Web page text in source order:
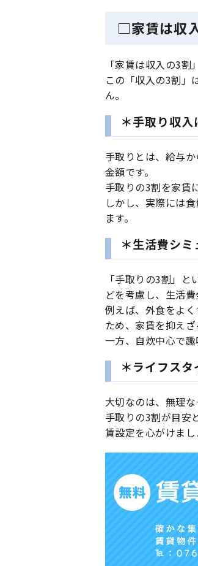
□家賃は収
「家賃は収入の3割」
この「収入の3割」
ん。
＊手取り収
手取りとは、給与
金額です。
手取りの3割を家賃
しかし、実際には
ます。
＊生活費シ
「手取りの3割」
どを考慮し、生活
例えば、外食をよ
ため、家賃を抑えざ
一方、自炊中心で
＊ライフス
大切なのは、無理
手取りの3割が目安
賃設定を心がけまし